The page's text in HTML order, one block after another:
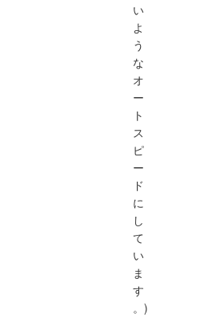
い
よ
う
な
オ
ー
ト
ス
ピ
ー
ド
に
し
て
い
ま
す
。)